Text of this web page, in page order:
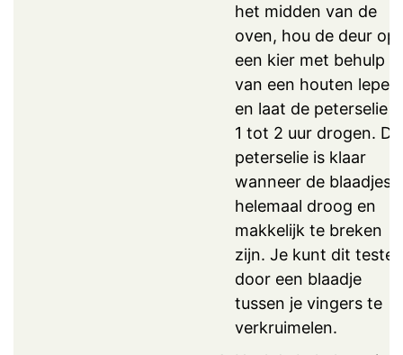
het midden van de
oven, hou de deur op
een kier met behulp
van een houten lepel,
en laat de peterselie
1 tot 2 uur drogen. De
peterselie is klaar
wanneer de blaadjes
helemaal droog en
makkelijk te breken
zijn. Je kunt dit testen
door een blaadje
tussen je vingers te
verkruimelen.